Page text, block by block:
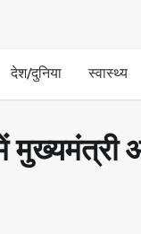
देश/दुनिया स्वास्थ्य